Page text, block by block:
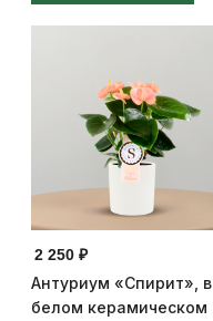
2 250 ₽
Антуриум «Спирит», в
белом керамическом